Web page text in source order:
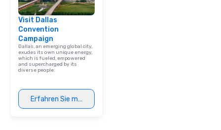
Visit Dallas
Convention
Campaign
Dallas, an emerging global city,
exudes its own unique energy,
which is fueled, empowered
and supercharged by its
diverse people.
Erfahren Sie mehr